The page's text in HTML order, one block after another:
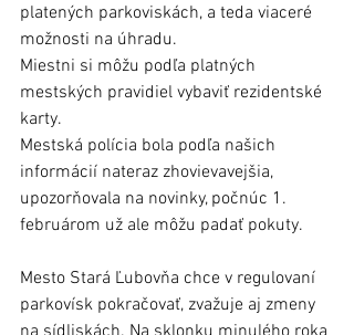
platených parkoviskách, a teda viaceré
možnosti na úhradu.
Miestni si môžu podľa platných
mestských pravidiel vybaviť rezidentské
karty.
Mestská polícia bola podľa našich
informácií nateraz zhovievavejšia,
upozorňovala na novinky, počnúc 1.
februárom už ale môžu padať pokuty.
Mesto Stará Ľubovňa chce v regulovaní
parkovísk pokračovať, zvažuje aj zmeny